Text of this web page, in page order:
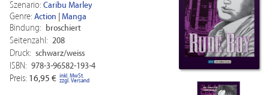
Szenario: Caribu Marley
Genre: Action Manga
Bindung: broschiert
Seitenzahl: 208
Druck: schwarz/weiss
ISBN: 978-3-96582-193-4
Preis: 16,95 € inkl. MwSt.
zzgl. Versand